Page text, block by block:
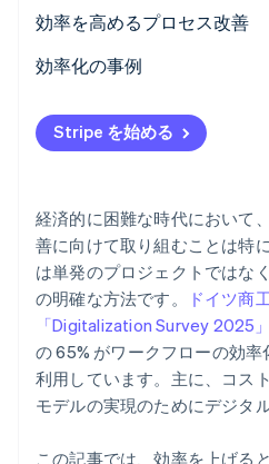
Stripe が AI の経済インフラ
ご覧ください。
こちらをご覧ください
リソース効率の欠如
時代遅れのテクノロジー
非効率なサプライチェーン
柔軟性の欠如
効率を上げるための根本的な
効率を高めるプロセス改善
効率化の事例
製造業: 柔軟な生産プロセス
小売業: デジタル POS システ
物流: AI を活用したより効率
建設: モバイルによるプロジ
Stripe を始める
経済的に困難な時代において
善に向けて取り組むことは特
は単発のプロジェクトではな
の明確な方法です。
ドイツ商
「Digitalization Survey 2025」
の 65% がワークフローの効
利用しています。主に、コス
モデルの実現のためにデジタ
この記事では、効率を上げる